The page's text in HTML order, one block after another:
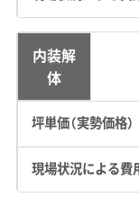
道路事情：南
い狭い道が多
が入れない
を東西に走
います。特
点周辺は、廃
ることがあ
内装解
体